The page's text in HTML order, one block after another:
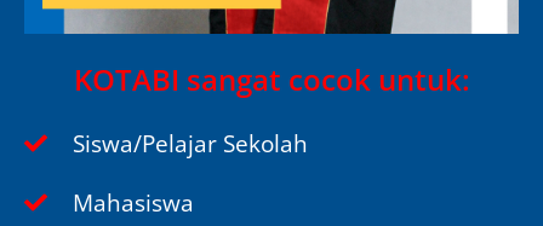
KOTABI sangat cocok untuk:
Siswa/Pelajar Sekolah
Mahasiswa